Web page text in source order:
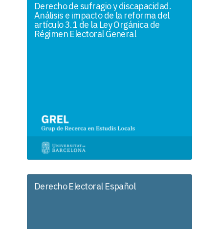
Derecho de sufragio y discapacidad.
Análisis e impacto de la reforma del
artículo 3.1 de la Ley Orgánica de
Régimen Electoral General
Derecho Electoral Español